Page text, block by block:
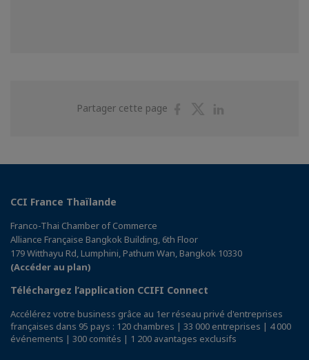
Partager cette page
PartagerPartager
CCI France Thaïlande
Franco-Thai Chamber of Commerce
Alliance Française Bangkok Building, 6th Floor
179 Witthayu Rd, Lumphini, Pathum Wan, Bangkok 10330
(Accéder au plan)
Téléchargez l’application CCIFI Connect
Accélérez votre business grâce au 1er réseau privé d'entreprises
françaises dans 95 pays : 120 chambres | 33 000 entreprises | 4 000
événements | 300 comités | 1 200 avantages exclusifs